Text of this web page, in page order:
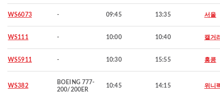
WS6073 - 09:45 13:35 서울
WS111 - 10:00 10:40 캘거
WS5911 - 10:30 15:55 홍콩
WS382
BOEING 777-
200/200ER
10:45 14:15 위니